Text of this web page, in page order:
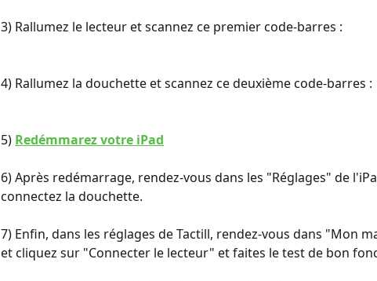
3) ﻿Rallumez le lecteur et scannez ce premier code-barres :
4) Rallumez la douchette et scannez ce deuxième code-barres :
5) Redémmarez votre iPad
6) Après redémarrage, rendez-vous dans les "Réglages" de
connectez la douchette.
7) Enfin, dans les réglages de Tactill, rendez-vous dans "Mon
et cliquez sur "Connecter le lecteur" et faites le test de bon